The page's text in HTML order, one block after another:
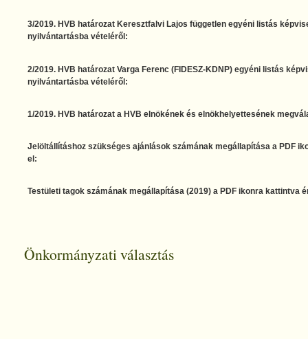
3/2019. HVB határozat Keresztfalvi Lajos független egyéni listás
nyilvántartásba vételéről:
2/2019. HVB határozat Varga Ferenc (FIDESZ-KDNP) egyéni listás
nyilvántartásba vételéről:
1/2019. HVB határozat a HVB elnökének és elnökhelyettesének
Jelöltállításhoz szükséges ajánlások számának megállapítása a PDF
el:
Testületi tagok számának megállapítása (2019) a PDF ikonra kattintva
Önkormányzati választás